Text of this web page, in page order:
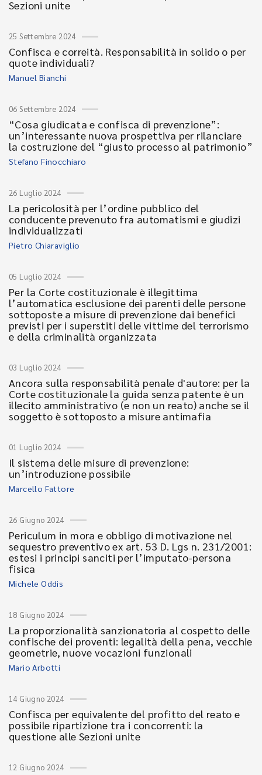
Sezioni unite
25 Settembre 2024
Confisca e correità. Responsabilità in solido o per
quote individuali?
Manuel Bianchi
06 Settembre 2024
“Cosa giudicata e confisca di prevenzione”:
un’interessante nuova prospettiva per rilanciare
la costruzione del “giusto processo al patrimonio”
Stefano Finocchiaro
26 Luglio 2024
La pericolosità per l’ordine pubblico del
conducente prevenuto fra automatismi e giudizi
individualizzati
Pietro Chiaraviglio
05 Luglio 2024
Per la Corte costituzionale è illegittima
l’automatica esclusione dei parenti delle persone
sottoposte a misure di prevenzione dai benefici
previsti per i superstiti delle vittime del terrorismo
e della criminalità organizzata
03 Luglio 2024
Ancora sulla responsabilità penale d'autore: per la
Corte costituzionale la guida senza patente è un
illecito amministrativo (e non un reato) anche se il
soggetto è sottoposto a misure antimafia
01 Luglio 2024
Il sistema delle misure di prevenzione:
un’introduzione possibile
Marcello Fattore
26 Giugno 2024
Periculum in mora e obbligo di motivazione nel
sequestro preventivo ex art. 53 D. Lgs n. 231/2001:
estesi i principi sanciti per l’imputato-persona
fisica
Michele Oddis
18 Giugno 2024
La proporzionalità sanzionatoria al cospetto delle
confische dei proventi: legalità della pena, vecchie
geometrie, nuove vocazioni funzionali
Mario Arbotti
14 Giugno 2024
Confisca per equivalente del profitto del reato e
possibile ripartizione tra i concorrenti: la
questione alle Sezioni unite
12 Giugno 2024